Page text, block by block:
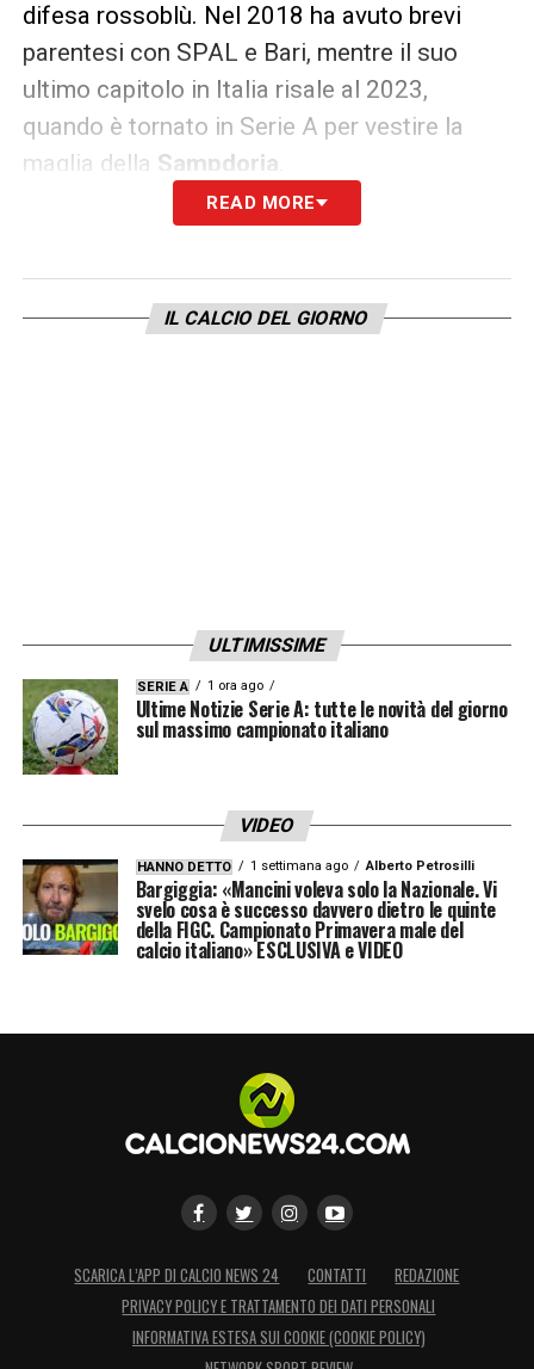
difesa rossoblù. Nel 2018 ha avuto brevi
parentesi con SPAL e Bari, mentre il suo
ultimo capitolo in Italia risale al 2023,
quando è tornato in Serie A per vestire la
maglia della Sampdoria
LA PLAYLIST DELLE NOSTRE TOP NEWS
READ MORE
IL CALCIO DEL GIORNO
ULTIMISSIME
SERIE A 1 ora ago
Ultime Notizie Serie A: tutte le novità del giorno
sul massimo campionato italiano
VIDEO
HANNO DETTO 1 settimana ago Alberto Petrosilli
Bargiggia: «Mancini voleva solo la Nazionale. Vi
svelo cosa è successo davvero dietro le quinte
della FIGC. Campionato Primavera male del
calcio italiano» ESCLUSIVA e VIDEO
SCARICA L’APP DI CALCIO NEWS 24 CONTATTI
REDAZIONE
PRIVACY POLICY E TRATTAMENTO DEI DATI PERSONALI
INFORMATIVA ESTESA SUI COOKIE (COOKIE POLICY)